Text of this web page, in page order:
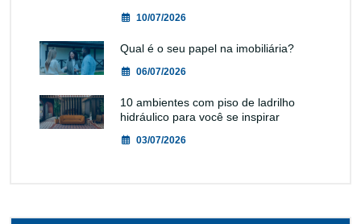
10/07/2026
Qual é o seu papel na imobiliária?
06/07/2026
10 ambientes com piso de ladrilho
hidráulico para você se inspirar
03/07/2026